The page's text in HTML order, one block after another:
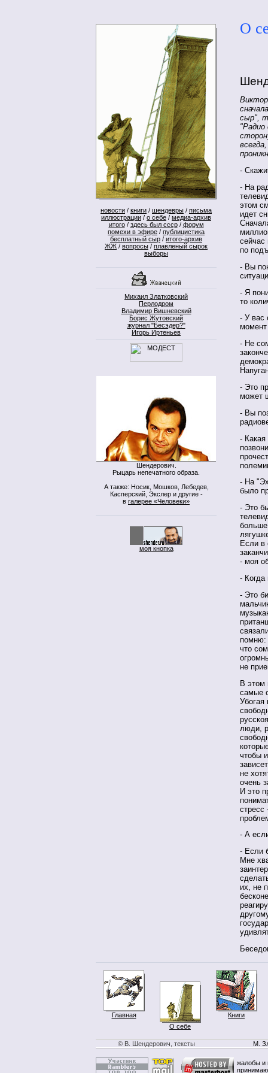
новости / книги / шендевры / письма
иллюстрации / о себе / медиа-архив
итого/ здесь был ссср/ форум
помехи в эфире / публицистика
бесплатный сыр / итого-архив
ЖЖ / вопросы / плавленый сырок
выборы
Михаил Златковский
Перлодром
Владимир Вишневский
Борис Жутовский
журнал "Бесэдер?"
Игорь Иртеньев
Шендерович.
Рыцарь непечатного образа.
А также: Носик, Мошков, Лебедев,
Касперский, Экслер и другие -
в галерее «Человеки»
моя кнопка
О
сыр",
"Радио
-
- На
этом
идет
по
- Вы
- Я
то
- У вас
момент
- Не
- Это
может
- Вы
- Какая
- На
было
- Это
больше
Если в
- моя
-
- Это
помню:
что
не
В этом
самые
Убогая
люди,
чтобы
не
очень
И это
- А
- Если
Мне
их, не
Главная
О себе
Книги
© В. Шендерович, тексты М.
жалобы и